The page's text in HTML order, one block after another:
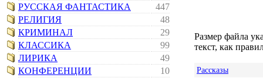
РУССКАЯ ФАНТАСТИКА
447
РЕЛИГИЯ
48
КРИМИНАЛ
29
КЛАССИКА
99
ЛИРИКА
49
КОНФЕРЕНЦИИ
10
Размер файла
текст, как
Рассказы